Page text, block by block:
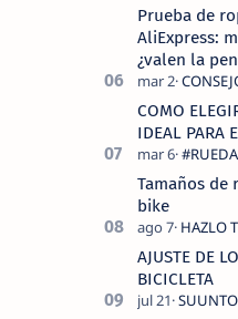
Prueba de
AliExpress:
¿valen la
COMO
IDEAL PARA
Tamaños de
bike
AJUSTE DE
BICICLETA